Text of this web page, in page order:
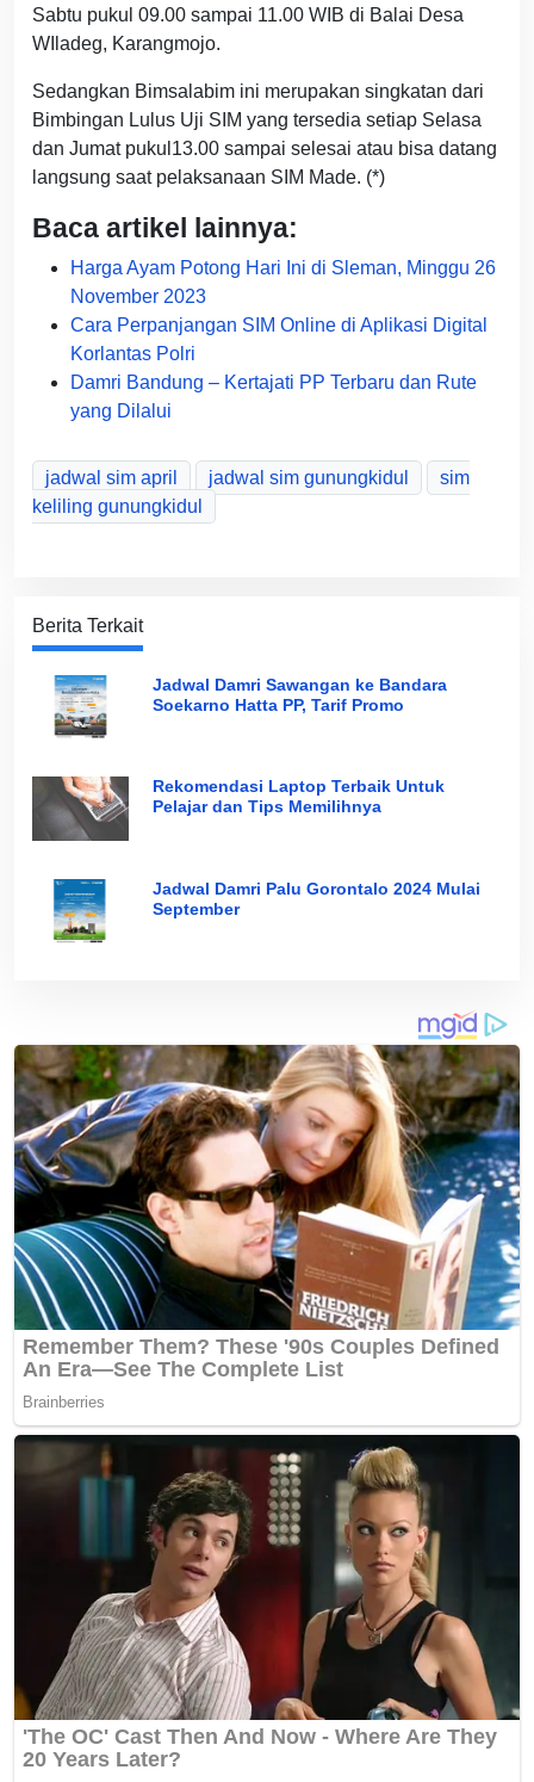
Sabtu pukul 09.00 sampai 11.00 WIB di Balai Desa
WIladeg, Karangmojo.
Sedangkan Bimsalabim ini merupakan singkatan dari
Bimbingan Lulus Uji SIM yang tersedia setiap Selasa
dan Jumat pukul13.00 sampai selesai atau bisa datang
langsung saat pelaksanaan SIM Made. (*)
Baca artikel lainnya:
Harga Ayam Potong Hari Ini di Sleman, Minggu 26
November 2023
Cara Perpanjangan SIM Online di Aplikasi Digital
Korlantas Polri
Damri Bandung – Kertajati PP Terbaru dan Rute
yang Dilalui
jadwal sim april jadwal sim gunungkidul
sim
keliling gunungkidul
Berita Terkait
Jadwal Damri Sawangan ke Bandara
Soekarno Hatta PP, Tarif Promo
Rekomendasi Laptop Terbaik Untuk
Pelajar dan Tips Memilihnya
Jadwal Damri Palu Gorontalo 2024 Mulai
September